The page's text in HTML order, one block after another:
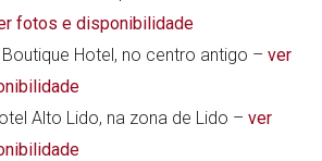
fotos e disponibilidade
Boutique Hotel, no centro antigo –ver
Alto Lido, na zona de Lido –ver